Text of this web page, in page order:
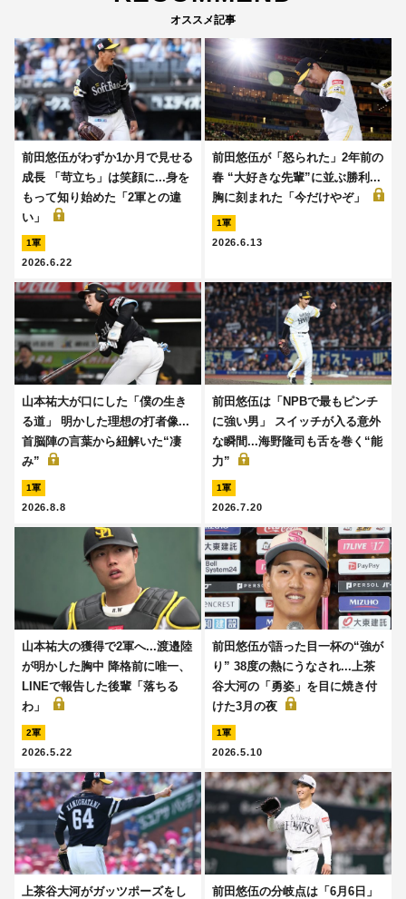
オススメ記事
前田悠伍がわずか1か月で見せる
成長 「苛立ち」は笑顔に...身を
もって知り始めた「2軍との違
い」
1軍
2026.6.22
前田悠伍が「怒られた」2年前の
春 “大好きな先輩”に並ぶ勝利...
胸に刻まれた「今だけやぞ」
1軍
2026.6.13
山本祐大が口にした「僕の生き
る道」 明かした理想の打者像...
首脳陣の言葉から紐解いた“凄
み”
1軍
2026.8.8
前田悠伍は「NPBで最もピンチ
に強い男」 スイッチが入る意外
な瞬間...海野隆司も舌を巻く“能
力”
1軍
2026.7.20
山本祐大の獲得で2軍へ...渡邉陸
が明かした胸中 降格前に唯一、
LINEで報告した後輩「落ちる
わ」
2軍
2026.5.22
前田悠伍が語った目一杯の“強が
り” 38度の熱にうなされ...上茶
谷大河の「勇姿」を目に焼き付
けた3月の夜
1軍
2026.5.10
上茶谷大河がガッツポーズをし
前田悠伍の分岐点は「6月6日」